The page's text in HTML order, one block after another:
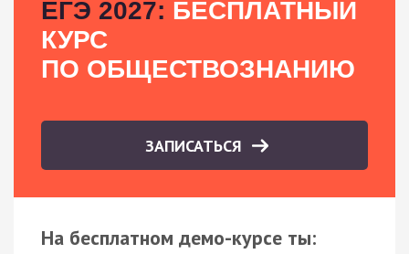
ЕГЭ 2027: БЕСПЛАТНЫЙ
КУРС
ПО ОБЩЕСТВОЗНАНИЮ
ЗАПИСАТЬСЯ
На бесплатном демо-курсе ты: